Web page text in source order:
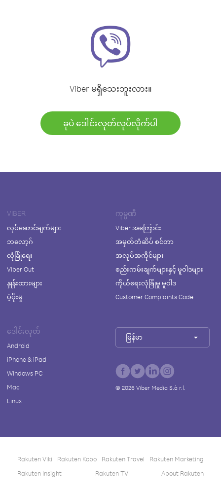
Viber မရှိသေးဘူးလား။
ခုပဲ ဒေါင်းလုတ်လုပ်လိုက်ပါ
VIBER
လုပ်ဆောင်ချက်များ
ဘလော့ဂ်
လုံခြုံရေး
Viber Out
နှုန်းထားများ
ပံ့ပိုးမှု
ကုမ္ပဏီ
Viber အကြောင်း
အမှတ်တံဆိပ် စင်တာ
အလုပ်အကိုင်များ
စည်းကမ်းချက်များနှင့် မူဝါဒများ
ကိုယ်ရေးလုံခြုံမှု မူဝါဒ
Customer Complaints Code
ဒေါင်းလုတ်
Android
iPhone & iPad
Windows PC
Mac
Linux
မြန်မာ
© 2026Viber Media S.à r.l.
Rakuten Viki Rakuten Kobo Rakuten Travel
Rakuten Marketing
Rakuten Insight
Rakuten TV About Rakuten